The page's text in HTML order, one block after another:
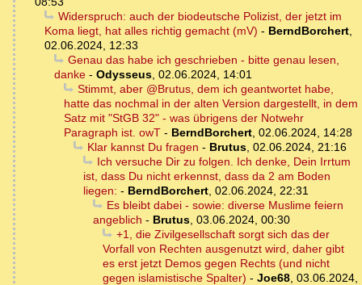
Widerspruch: auch der biodeutsche Polizist, der jetzt im
Koma liegt, hat alles richtig gemacht (mV) - BerndBorchert,
02.06.2024, 12:33
Genau das habe ich geschrieben - bitte genau lesen,
danke - Odysseus, 02.06.2024, 14:01
Stimmt, aber @Brutus, dem ich geantwortet habe,
hatte das nochmal in der alten Version dargestellt, in dem
Satz mit "StGB 32" - was übrigens der Notwehr
Paragraph ist. owT - BerndBorchert, 02.06.2024, 14:28
Klar kannst Du fragen - Brutus, 02.06.2024, 21:16
Ich versuche Dir zu folgen. Ich denke, Dein Irrtum
ist, dass Du nicht erkennst, dass da 2 am Boden
liegen: - BerndBorchert, 02.06.2024, 22:31
Es bleibt dabei - sowie: diverse Muslime feiern
angeblich - Brutus, 03.06.2024, 00:30
+1, die Zivilgesellschaft sorgt sich das der
Vorfall von Rechten ausgenutzt wird, daher gibt
es erst jetzt Demos gegen Rechts (und nicht
gegen islamistische Spalter) - Joe68, 03.06.2024,